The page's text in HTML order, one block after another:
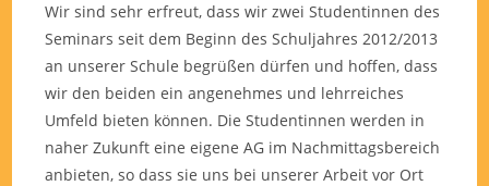
Wir sind sehr erfreut, dass wir zwei Studentinnen des
Seminars seit dem Beginn des Schuljahres 2012/2013
an unserer Schule begrüßen dürfen und hoffen, dass
wir den beiden ein angenehmes und lehrreiches
Umfeld bieten können. Die Studentinnen werden in
naher Zukunft eine eigene AG im Nachmittagsbereich
anbieten, so dass sie uns bei unserer Arbeit vor Ort